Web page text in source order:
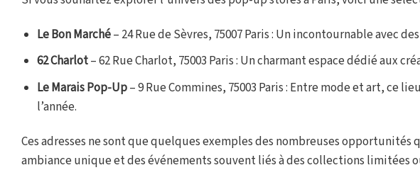
Le Bon Marché– 24 Rue de Sèvres, 75007 Paris : Un incontournable avec
62 Charlot– 62 Rue Charlot, 75003 Paris : Un charmant espace dédié aux
Le Marais Pop-Up– 9 Rue Commines, 75003 Paris : Entre mode et art, ce
l’année.
Ces adresses ne sont que quelques exemples des nombreuses opportunités
ambiance unique et des événements souvent liés à des collections limitées